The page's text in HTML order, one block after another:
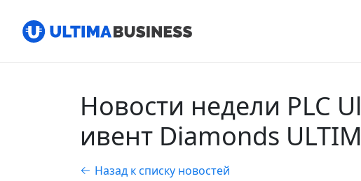
Новости недели PLC
ивент Diamonds
Назад к списку новостей